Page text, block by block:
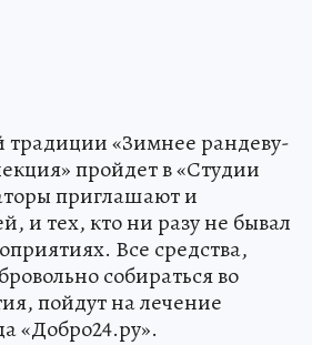
традиции «Зимнее рандеву-
пройдет в «Студии
приглашают и
и тех, кто ни разу не бывал
Все средства,
собираться во
пойдут на лечение
«Добро24.ру».